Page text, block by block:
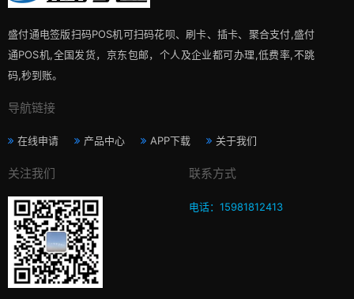
盛付通电签版扫码POS机可扫码花呗、刷卡、插卡、聚合支付,盛付
通POS机,全国发货，京东包邮，个人及企业都可办理,低费率,不跳
码,秒到账。
导航链接
在线申请 产品中心 APP下载 关于我们
关注我们 联系方式
电话：15981812413